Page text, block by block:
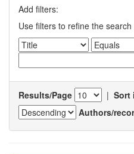
Add filters:
Use filters to refine the search
Results/Page | Sort
Authors/